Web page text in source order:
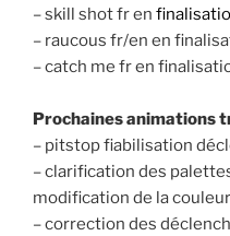
– skill shot fr en
– raucous fr/en en
– catch me fr en
Prochaines animations
– pitstop fiabilisation
– clarification des
modification de la
– correction des